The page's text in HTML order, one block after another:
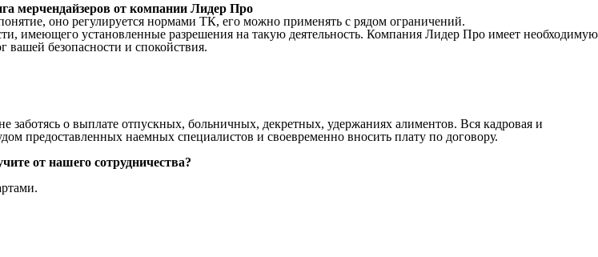
мерчендайзеров от компании Лидер Про
оно регулируется нормами ТК, его можно применять с рядом ограничений.
имеющего установленные разрешения на такую деятельность. Компания Лидер Про имеет необходимую
вашей безопасности и спокойствия.
заботясь о выплате отпускных, больничных, декретных, удержаниях алиментов. Вся кадровая и
предоставленных наемных специалистов и своевременно вносить плату по договору.
от нашего сотрудничества?